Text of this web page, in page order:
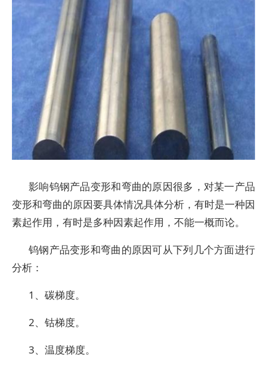
影响钨钢产品变形和弯曲的原因很多，对某一产品
变形和弯曲的原因要具体情况具体分析，有时是一种因
素起作用，有时是多种因素起作用，不能一概而论。
钨钢产品变形和弯曲的原因可从下列几个方面进行
分析：
1、碳梯度。
2、钴梯度。
3、温度梯度。